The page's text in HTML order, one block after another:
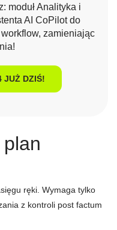
moduł Analityka i
AI CoPilot do
zamieniając
JUŻ DZIŚ!
ręki. Wymaga tylko
z kontroli post factum